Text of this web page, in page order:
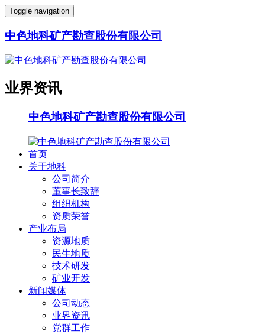
Toggle navigation
中色地科矿产勘查股份有限公司
业界资讯
中色地科矿产勘查股份有限公司
首页
关于地科
公司简介
董事长致辞
组织机构
资质荣誉
产业布局
资源地质
民生地质
技术研发
矿业开发
新闻媒体
公司动态
业界资讯
党群工作